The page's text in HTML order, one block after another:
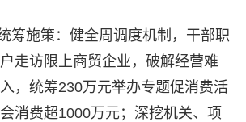
筹施策：健全周调度机制，干部职
走访限上商贸企业，破解经营难
，统筹230万元举办专题促消费活
消费超1000万元；深挖机关、项